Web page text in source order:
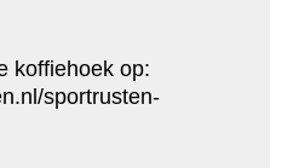
koffiehoek op:
sportrusten-